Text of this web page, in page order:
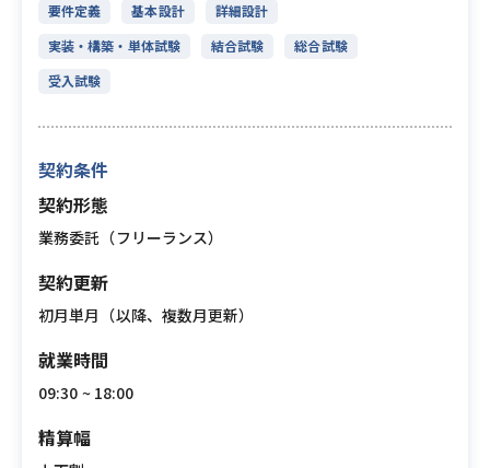
要件定義 基本設計
詳細設計
実装・構築・単体試験
結合試験
総合試験
受入試験
契約条件
契約形態
業務委託（フリーランス）
契約更新
初月単月（以降、複数月更新）
就業時間
09:30 ~ 18:00
精算幅